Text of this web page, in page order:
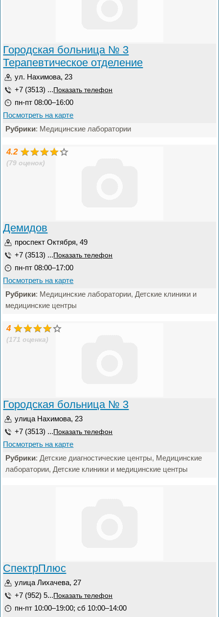
Городская больница № 3
Терапевтическое отделение
ул. Нахимова, 23
+7 (3513) ... Показать телефон
пн-пт 08:00–16:00
Посмотреть на карте
Рубрики: Медицинские лаборатории
4.2
(79 оценок)
Демидов
проспект Октября, 49
+7 (3513) ... Показать телефон
пн-пт 08:00–17:00
Посмотреть на карте
Рубрики: Медицинские лаборатории, Детские клиники и
медицинские центры
4
(171 оценка)
Городская больница № 3
улица Нахимова, 23
+7 (3513) ... Показать телефон
Посмотреть на карте
Рубрики: Детские диагностические центры, Медицинские
лаборатории, Детские клиники и медицинские центры
СпектрПлюс
улица Лихачева, 27
+7 (952) 5... Показать телефон
пн-пт 10:00–19:00; сб 10:00–14:00